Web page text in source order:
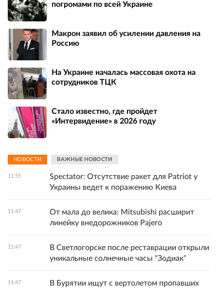
погромами по всей Украине
Макрон заявил об усилении давления на
Россию
На Украине началась массовая охота на
сотрудников ТЦК
Стало известно, где пройдет
«Интервидение» в 2026 году
НОВОСТИ ВАЖНЫЕ НОВОСТИ
11:55
Spectator: Отсутствие ракет для Patriot у
Украины ведет к поражению Киева
11:47
От мала до велика: Mitsubishi расширит
линейку внедорожников Pajero
11:47
В Светлогорске после реставрации открыли
уникальные солнечные часы "Зодиак"
11:47
В Бурятии ищут с вертолетом пропавших